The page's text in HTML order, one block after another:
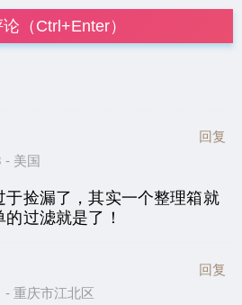
（Ctrl+Enter）
美国
回复
于捡漏了，其实一个整理箱就
过滤就是了！
重庆市江北区
回复